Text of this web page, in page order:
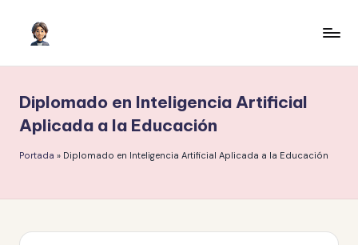
contenido
c
o
n
crecer
Diplomado en Inteligencia Artificial
Aplicada a la Educación
Portada » Diplomado en Inteligencia Artificial Aplicada a la Educación